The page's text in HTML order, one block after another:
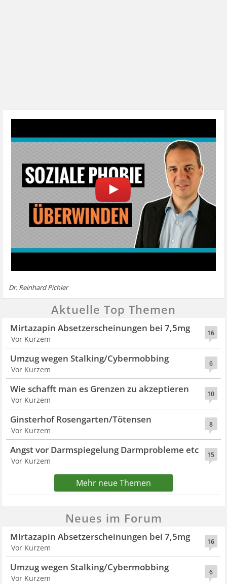
Dr. Reinhard Pichler
Aktuelle Top Themen
16
Mirtazapin Absetzerscheinungen bei 7,5mg
Vor Kurzem
6
Umzug wegen Stalking/Cybermobbing
Vor Kurzem
10
Wie schafft man es Grenzen zu akzeptieren
Vor Kurzem
8
Ginsterhof Rosengarten/Tötensen
Vor Kurzem
15
Angst vor Darmspiegelung Darmprobleme etc
Vor Kurzem
Mehr neue Themen
Neues im Forum
16
Mirtazapin Absetzerscheinungen bei 7,5mg
Vor Kurzem
6
Umzug wegen Stalking/Cybermobbing
Vor Kurzem